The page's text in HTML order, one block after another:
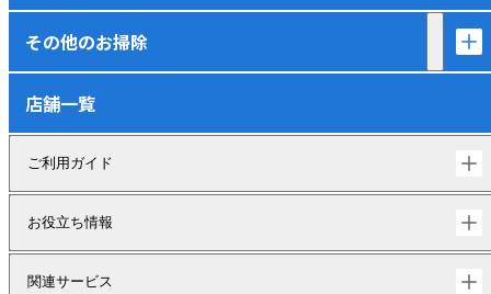
その他のお掃除
店舗一覧
ご利用ガイド
お役立ち情報
関連サービス